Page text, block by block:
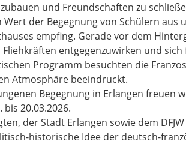
und Freundschaften zu
Wert der Begegnung von Schülern
empfing. Gerade vor dem
entgegenzuwirken und
Programm besuchten die
Atmosphäre beeindruckt.
Begegnung in Erlangen freuen
20.03.2026.
der Stadt Erlangen sowie dem
historische Idee der deutsch-